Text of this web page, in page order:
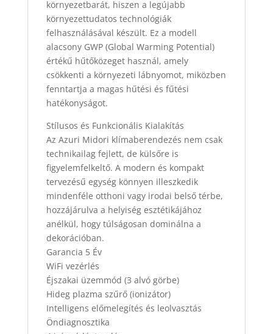
környezetbarát, hiszen a legújabb
környezettudatos technológiák
felhasználásával készült. Ez a modell
alacsony GWP (Global Warming Potential)
értékű hűtőközeget használ, amely
csökkenti a környezeti lábnyomot, miközben
fenntartja a magas hűtési és fűtési
hatékonyságot.
Stílusos és Funkcionális Kialakítás
Az Azuri Midori klímaberendezés nem csak
technikailag fejlett, de külsőre is
figyelemfelkeltő. A modern és kompakt
tervezésű egység könnyen illeszkedik
mindenféle otthoni vagy irodai belső térbe,
hozzájárulva a helyiség esztétikájához
anélkül, hogy túlságosan dominálna a
dekorációban.
Garancia 5 Év
WiFi vezérlés
Éjszakai üzemmód (3 alvó görbe)
Hideg plazma szűrő (ionizátor)
Intelligens előmelegítés és leolvasztás
Öndiagnosztika